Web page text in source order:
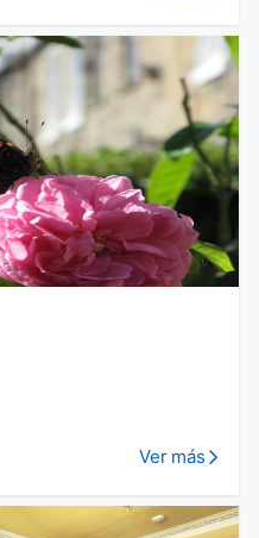
Ver más